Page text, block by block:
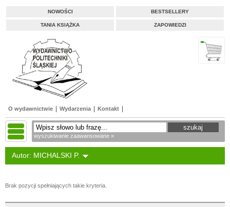
NOWOŚCI BESTSELLERY
TANIA KSIĄŻKA ZAPOWIEDZI
O wydawnictwie Wydarzenia Kontakt
wyszukiwanie zaawansowane »
Autor: MICHALSKI P.
Brak pozycji spełniających takie kryteria.